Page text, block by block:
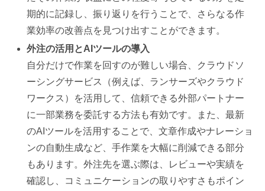
期的に記録し、振り返りを行うことで、さらなる作
業効率の改善点を見つけ出すことができます。
外注の活用とAIツールの導入
自分だけで作業を回すのが難しい場合、クラウドソ
ーシングサービス（例えば、ランサーズやクラウド
ワークス）を活用して、信頼できる外部パートナー
に一部業務を委託する方法も有効です。また、最新
のAIツールを活用することで、文章作成やナレーショ
ンの自動生成など、手作業を大幅に削減できる部分
もあります。外注先を選ぶ際は、レビューや実績を
確認し、コミュニケーションの取りやすさもポイン